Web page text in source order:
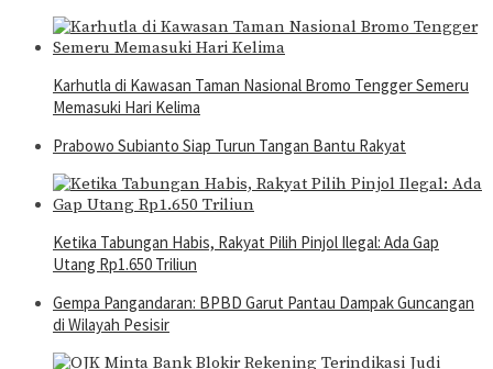
Karhutla di Kawasan Taman Nasional Bromo Tengger Semeru
Memasuki Hari Kelima
Prabowo Subianto Siap Turun Tangan Bantu Rakyat
Ketika Tabungan Habis, Rakyat Pilih Pinjol Ilegal: Ada Gap
Utang Rp1.650 Triliun
Gempa Pangandaran: BPBD Garut Pantau Dampak Guncangan
di Wilayah Pesisir